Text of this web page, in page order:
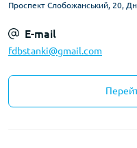
Проспект Слобожанський, 20,
E-mail
fdbstanki@gmail.com